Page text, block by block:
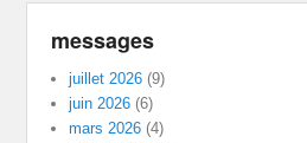
messages
juillet 2026 (9)
juin 2026 (6)
mars 2026 (4)